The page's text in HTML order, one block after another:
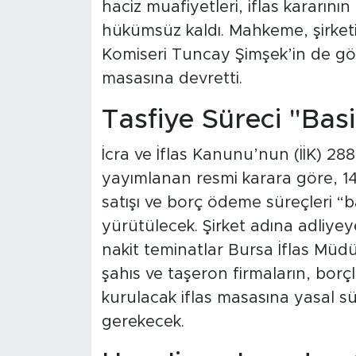
haciz muafiyetleri, iflas
hükümsüz kaldı. Mahkeme,
Komiseri Tuncay Şimşek’in de
masasına devretti.
Tasfiye Süreci
İcra ve İflas Kanunu’nun (İİK)
yayımlanan resmi karara göre, 14
satışı ve borç ödeme süreçleri
yürütülecek. Şirket adına
nakit teminatlar Bursa İflas
şahıs ve taşeron firmaların,
kurulacak iflas masasına yasal
gerekecek.